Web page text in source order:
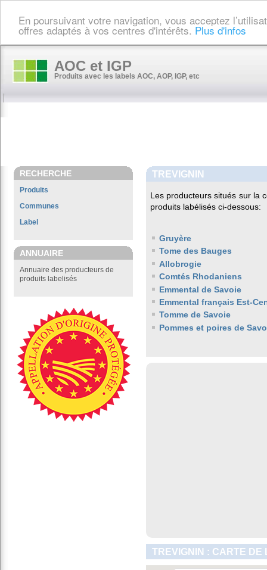
En poursuivant votre navigation, vous acceptez
offres adaptés à vos centres d'intérêts. Plus d'infos
AOC et IGP
Produits avec les labels AOC, AOP, IGP, etc
RECHERCHE
Produits
Communes
Label
ANNUAIRE
Annuaire des producteurs de
produits labelisés
TREVIGNIN
Les producteurs situés sur la
produits labélisés ci-dessous:
Gruyère
Tome des Bauges
Allobrogie
Comtés Rhodaniens
Emmental de Savoie
Emmental français Est-
Tomme de Savoie
Pommes et poires de
TREVIGNIN : CARTE DE